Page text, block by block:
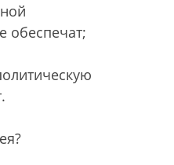
обеспечат;